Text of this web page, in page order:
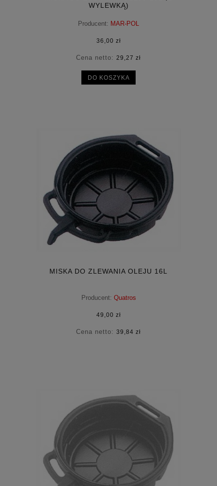
WYLEWKĄ)
Producent: MAR-POL
36,00 zł
Cena netto: 29,27 zł
DO KOSZYKA
MISKA DO ZLEWANIA OLEJU 16L
Producent: Quatros
49,00 zł
Cena netto: 39,84 zł